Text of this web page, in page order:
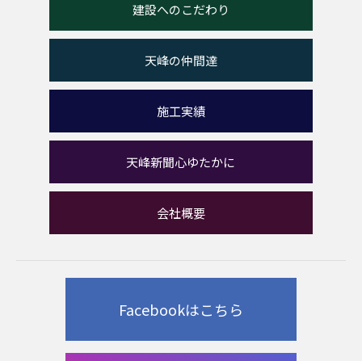
建設へのこだわり
天峰の仲間達
施工実績
天峰新聞心ゆたかに
会社概要
Facebookはこちら